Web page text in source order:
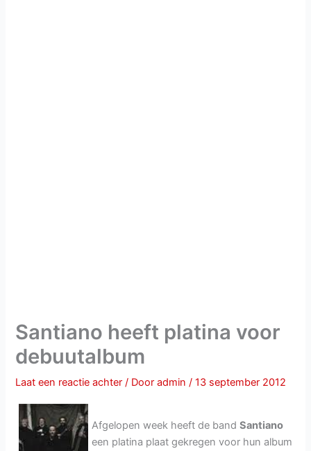
Santiano heeft platina voor
debuutalbum
Laat een reactie achter / Dooradmin/13 september 2012
Afgelopen week heeft de bandSantiano
een platina plaat gekregen voor hun album